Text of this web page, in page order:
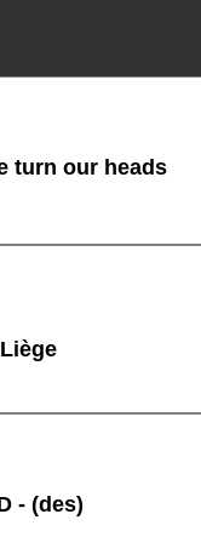
turn our heads
- (des)